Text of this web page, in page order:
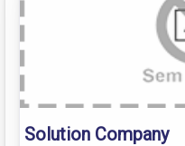
Solution Company